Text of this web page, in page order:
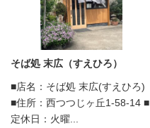
そば処 末広（すえひろ）
■店名：そば処 末広(すえひろ)
■住所：西つつじヶ丘1-58-14 ■
定休日：火曜...